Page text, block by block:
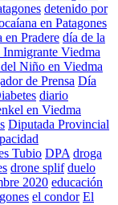
detenido por
en Patagones
en Pradere día de la
Viedma
Niño en Viedma
de Prensa Día
diario
en Viedma
Diputada Provincial
Tubio DPA droga
drone splif duelo
2020 educación
el condor El